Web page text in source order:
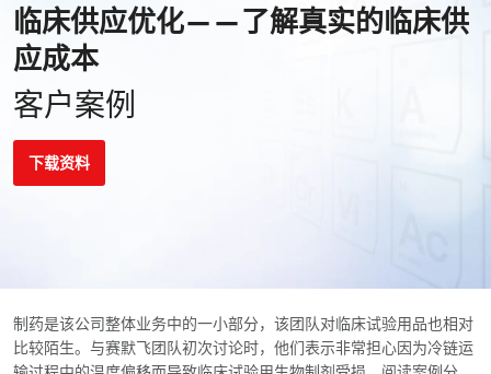
临床供应优化——了解真实的临床供
应成本
客户案例
下载资料
制药是该公司整体业务中的一小部分，该团队对临床试验用品也相对
比较陌生。与赛默飞团队初次讨论时，他们表示非常担心因为冷链运